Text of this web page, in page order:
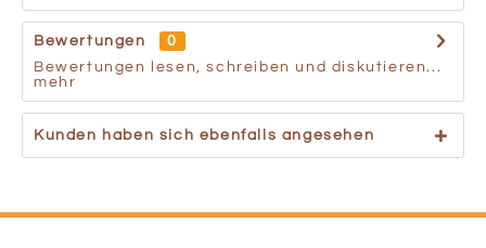
Bewertungen
0
Bewertungen lesen, schreiben und diskutieren...
mehr
Kunden haben sich ebenfalls angesehen